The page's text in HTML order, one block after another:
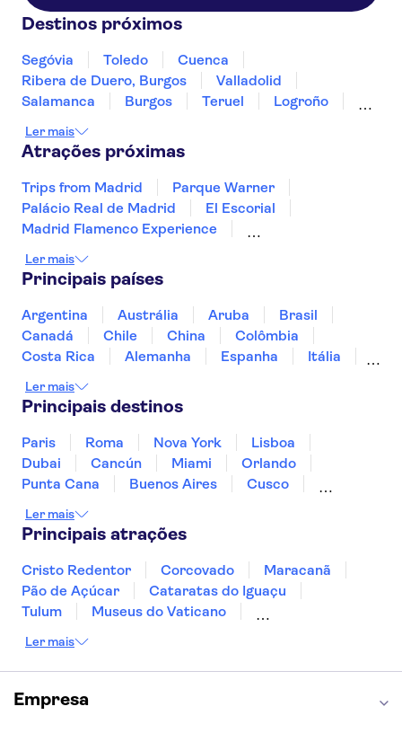
Destinos próximos
Segóvia Toledo
Cuenca
Ribera de Duero, Burgos
Valladolid
Salamanca
Burgos Teruel
Logroño
Saragoça
Mérida
Ler mais
Atrações próximas
Trips from Madrid
Parque Warner
Palácio Real de Madrid
El Escorial
Madrid Flamenco Experience
Parque Güell
Montjuïc
Museu Picasso de Málaga
Parque Nacional de Timanfaya
La Pedrera - Casa Milà
Palácio da Música Catalã
Mirador del Río
Ler mais
Principais países
Argentina Austrália Aruba
Brasil
Canadá
Chile China
Colômbia
Costa Rica
Alemanha Espanha
Itália
Panamá
Peru
Ler mais
Principais destinos
Paris Roma Nova York
Lisboa
Dubai
Cancún Miami
Orlando
Punta Cana
Buenos Aires
Cusco
Mendoza
Salvador
Curitiba
Recife Fortaleza
Ler mais
Principais atrações
Cristo Redentor Corcovado
Maracanã
Pão de Açúcar
Cataratas do Iguaçu
Tulum
Museus do Vaticano
Capela Sistina
Sagrada Família
Estátua da Liberdade
Empire State Building
Burj Khalifa
Ler mais
Empresa